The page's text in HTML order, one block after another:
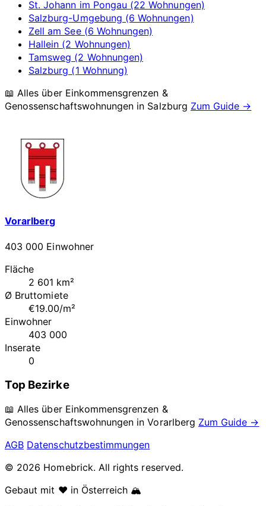
St. Johann im Pongau (22 Wohnungen)
Salzburg-Umgebung (6 Wohnungen)
Zell am See (6 Wohnungen)
Hallein (2 Wohnungen)
Tamsweg (2 Wohnungen)
Salzburg (1 Wohnung)
📖 Alles über Einkommensgrenzen &
Genossenschaftswohnungen in Salzburg Zum Guide →
Vorarlberg
403 000 Einwohner
Fläche
2 601 km²
Ø Bruttomiete
€19.00/m²
Einwohner
403 000
Inserate
0
Top Bezirke
📖 Alles über Einkommensgrenzen &
Genossenschaftswohnungen inVorarlberg Zum Guide →
AGB Datenschutzbestimmungen
© 2026 Homebrick. All rights reserved.
Gebaut mit ❤️ in Österreich 🏔️